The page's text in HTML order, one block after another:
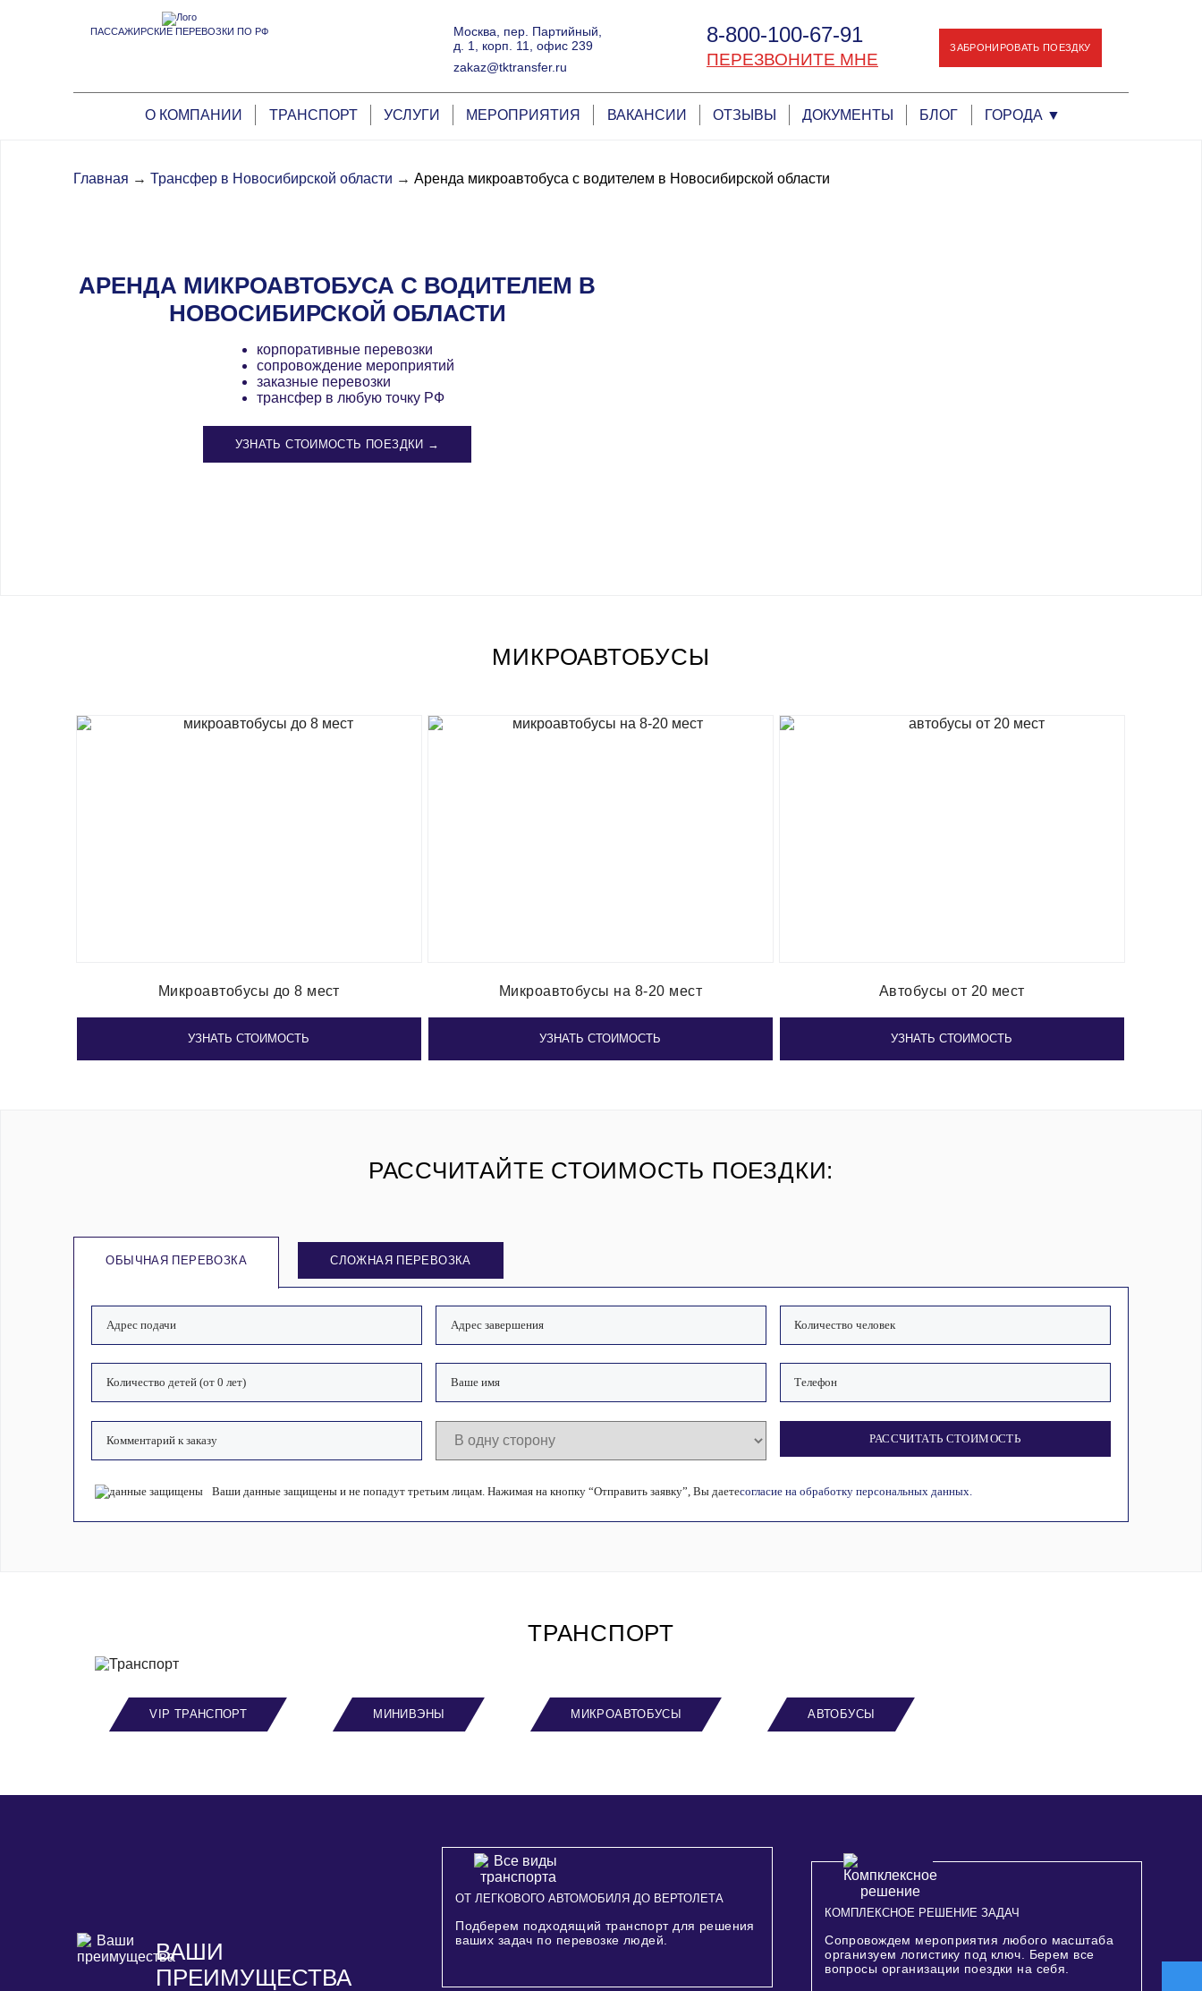
ПАССАЖИРСКИЕ ПЕРЕВОЗКИ ПО РФ
ЗАБРОНИРОВАТЬ ПОЕЗДКУ
8-800-100-67-91
ПЕРЕЗВОНИТЕ МНЕ
Москва, пер. Партийный,
д. 1, корп. 11, офис 239
zakaz@tktransfer.ru
О КОМПАНИИ ТРАНСПОРТ УСЛУГИ МЕРОПРИЯТИЯ ВАКАНСИИ ОТЗЫВЫ ДОКУМЕНТЫ БЛОГ ГОРОДА ▼
Главная → Трансфер в Новосибирской области → Аренда микроавтобуса с водителем в Новосибирской области
АРЕНДА МИКРОАВТОБУСА С ВОДИТЕЛЕМ В
НОВОСИБИРСКОЙ ОБЛАСТИ
корпоративные перевозки
сопровождение мероприятий
заказные перевозки
трансфер в любую точку РФ
УЗНАТЬ СТОИМОСТЬ ПОЕЗДКИ →
МИКРОАВТОБУСЫ
Микроавтобусы до 8 мест
УЗНАТЬ СТОИМОСТЬ
Микроавтобусы на 8-20 мест
УЗНАТЬ СТОИМОСТЬ
Автобусы от 20 мест
УЗНАТЬ СТОИМОСТЬ
РАССЧИТАЙТЕ СТОИМОСТЬ ПОЕЗДКИ:
ОБЫЧНАЯ ПЕРЕВОЗКА СЛОЖНАЯ ПЕРЕВОЗКА
РАССЧИТАТЬ СТОИМОСТЬ
Ваши данные защищены и не попадут третьим лицам. Нажимая на кнопку “Отправить заявку”, Вы даетесогласие на обработку персональных данных.
ТРАНСПОРТ
VIP ТРАНСПОРТ МИНИВЭНЫ МИКРОАВТОБУСЫ АВТОБУСЫ
ВАШИ
ПРЕИМУЩЕСТВА
ОТ ЛЕГКОВОГО АВТОМОБИЛЯ ДО ВЕРТОЛЕТА
Подберем подходящий транспорт для решения
ваших задач по перевозке людей.
КОМПЛЕКСНОЕ РЕШЕНИЕ ЗАДАЧ
Сопровождем мероприятия любого масштаба
организуем логистику под ключ. Берем все
вопросы организации поездки на себя.